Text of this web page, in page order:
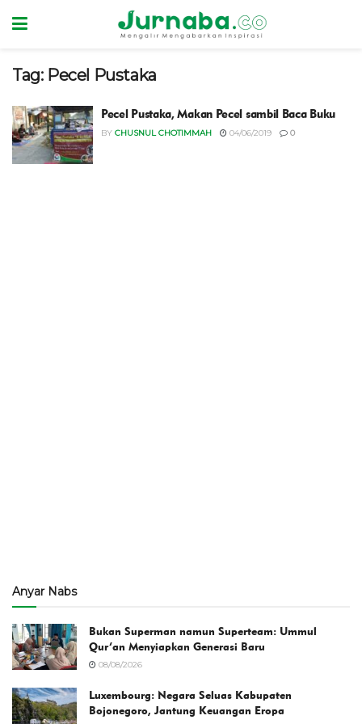
Tag: Pecel Pustaka
Pecel Pustaka, Makan Pecel sambil Baca Buku
BY CHUSNUL CHOTIMMAH 04/06/2019 0
Anyar Nabs
Bukan Superman namun Superteam: Ummul
Qur’an Menyiapkan Generasi Baru
08/08/2026
Luxembourg: Negara Seluas Kabupaten
Bojonegoro, Jantung Keuangan Eropa